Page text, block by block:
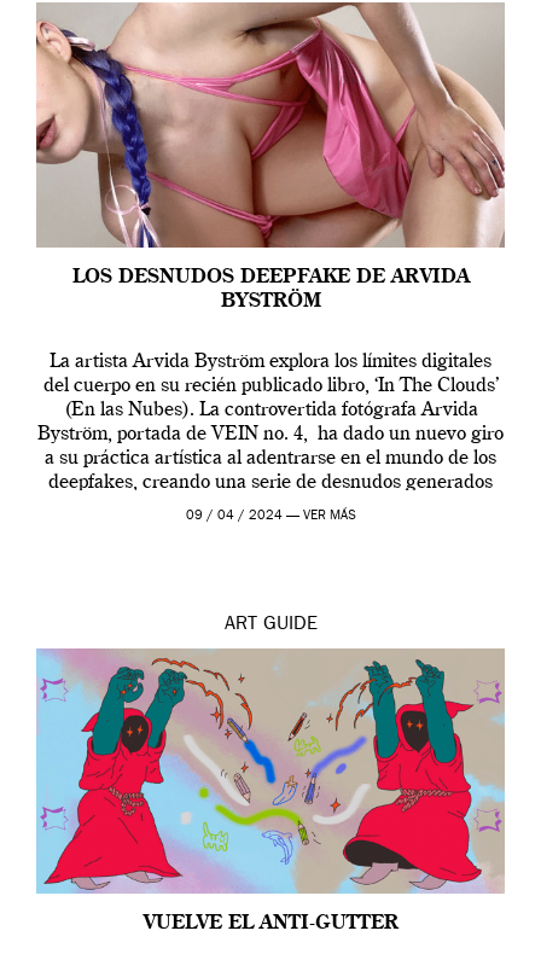
LOS DESNUDOS DEEPFAKE DE ARVIDA
BYSTRÖM
La artista Arvida Byström explora los límites digitales
del cuerpo en su recién publicado libro, ‘In The Clouds’
(En las Nubes). La controvertida fotógrafa Arvida
Byström, portada de VEIN no. 4, ha dado un nuevo giro
a su práctica artística al adentrarse en el mundo de los
deepfakes, creando una serie de desnudos generados
por […]
09 / 04 / 2024 — VER MÁS
ART GUIDE
VUELVE EL ANTI-GUTTER